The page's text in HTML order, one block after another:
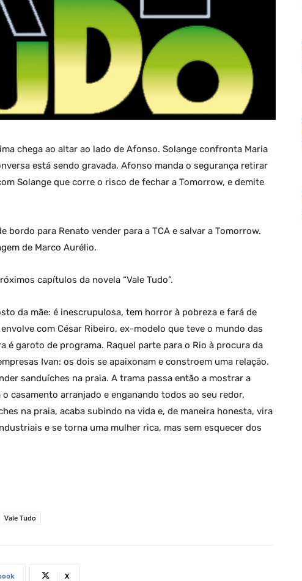
chega ao altar ao lado de Afonso. Solange confronta Maria
está sendo gravada. Afonso manda o segurança retirar
Solange que corre o risco de fechar a Tomorrow, e demite
bordo para Renato vender para a TCA e salvar a Tomorrow.
de Marco Aurélio.
capítulos da novela “Vale Tudo”.
da mãe: é inescrupulosa, tem horror à pobreza e fará de
com César Ribeiro, ex-modelo que teve o mundo das
é garoto de programa. Raquel parte para o Rio à procura da
Ivan: os dois se apaixonam e constroem uma relação.
sanduíches na praia. A trama passa então a mostrar a
casamento arranjado e enganando todos ao seu redor,
na praia, acaba subindo na vida e, de maneira honesta, vira
e se torna uma mulher rica, mas sem esquecer dos
Vale Tudo
X